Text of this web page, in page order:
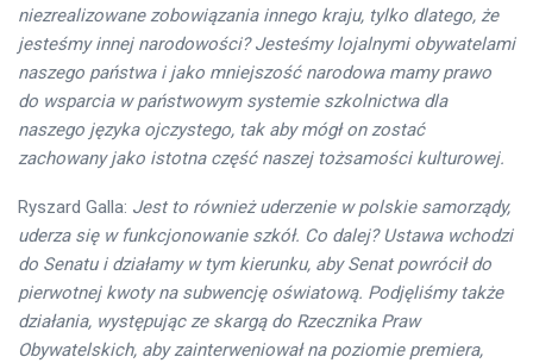
niezrealizowane zobowiązania innego kraju, tylko dlatego, że
jesteśmy innej narodowości? Jesteśmy lojalnymi obywatelami
naszego państwa i jako mniejszość narodowa mamy prawo
do wsparcia w państwowym systemie szkolnictwa dla
naszego języka ojczystego, tak aby mógł on zostać
zachowany jako istotna część naszej tożsamości kulturowej.
Ryszard Galla: Jest to również uderzenie w polskie samorządy,
uderza się w funkcjonowanie szkół. Co dalej? Ustawa wchodzi
do Senatu i działamy w tym kierunku, aby Senat powrócił do
pierwotnej kwoty na subwencję oświatową. Podjęliśmy także
działania, występując ze skargą do Rzecznika Praw
Obywatelskich, aby zainterweniował na poziomie premiera,